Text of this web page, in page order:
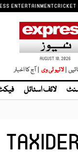
ENTERTAINMENT
AUGUST 10, 2026
| | آج کا اخبار
لائف اسٹائل